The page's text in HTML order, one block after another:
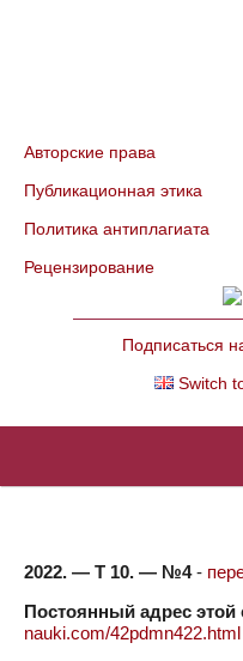
Авторские права
Публикационная этика
Политика антиплагиата
Рецензирование
Подписаться
Switch
2022. — Т 10. — №4-
Постоянный адрес этой
nauki.com/42pdmn422.html